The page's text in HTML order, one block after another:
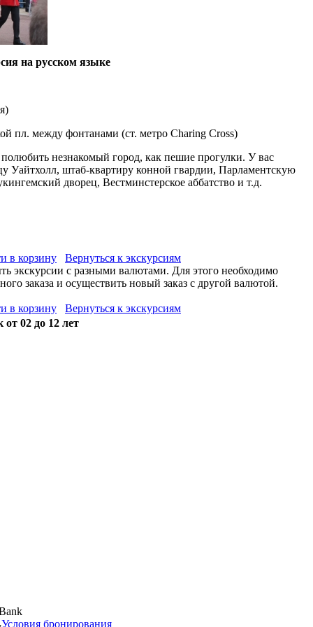
на русском языке
)
пл. между фонтанами (ст. метро Charing Cross)
незнакомый город, как пешие прогулки. У вас
Уайтхолл, штаб-квартиру конной гвардии, Парламентскую
дворец, Вестминстерское аббатство и т.д.
в корзину
Вернуться к экскурсиям
экскурсии с разными валютами. Для этого необходимо
заказа и осуществить новый заказ с другой валютой.
в корзину
Вернуться к экскурсиям
от 02 до 12 лет
Условия бронирования